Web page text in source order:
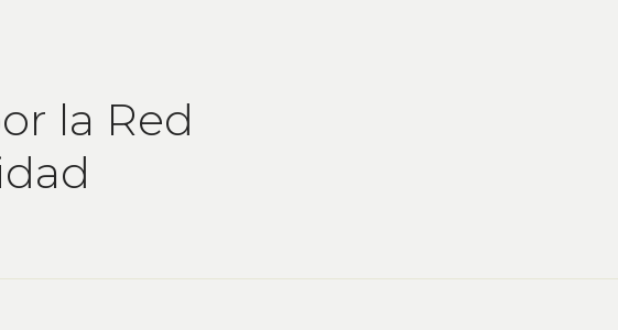
la Red